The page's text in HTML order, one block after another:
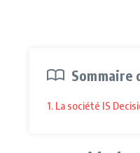
Sommaire
1. La société IS